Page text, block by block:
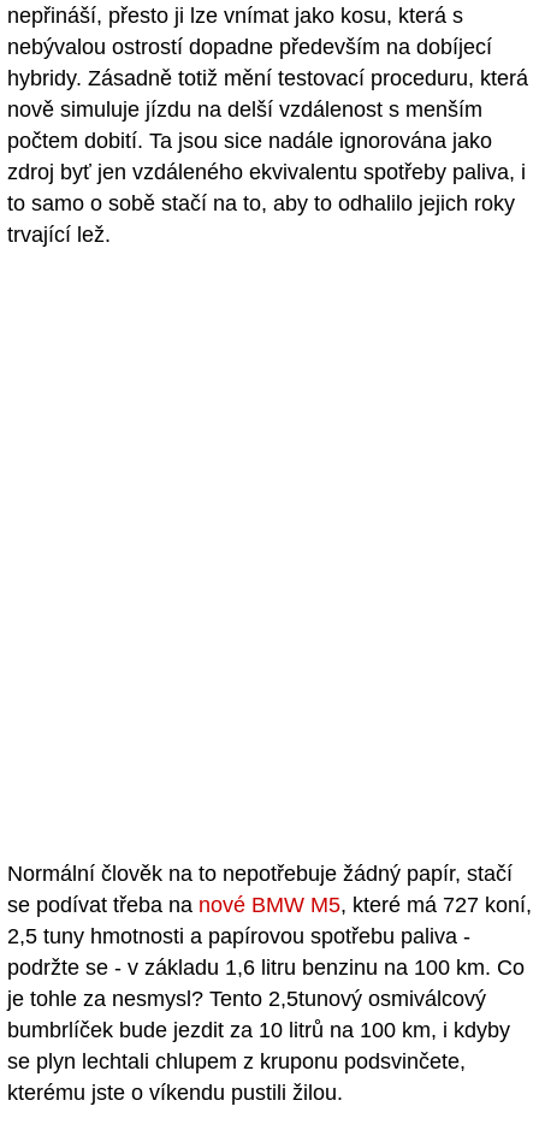
nepřináší, přesto ji lze vnímat jako kosu, která s
nebývalou ostrostí dopadne především na dobíjecí
hybridy. Zásadně totiž mění testovací proceduru, která
nově simuluje jízdu na delší vzdálenost s menším
počtem dobití. Ta jsou sice nadále ignorována jako
zdroj byť jen vzdáleného ekvivalentu spotřeby paliva, i
to samo o sobě stačí na to, aby to odhalilo jejich roky
trvající lež.
Normální člověk na to nepotřebuje žádný papír, stačí
se podívat třeba na nové BMW M5, které má 727 koní,
2,5 tuny hmotnosti a papírovou spotřebu paliva -
podržte se - v základu 1,6 litru benzinu na 100 km. Co
je tohle za nesmysl? Tento 2,5tunový osmiválcový
bumbrlíček bude jezdit za 10 litrů na 100 km, i kdyby
se plyn lechtali chlupem z kruponu podsvinčete,
kterému jste o víkendu pustili žilou.